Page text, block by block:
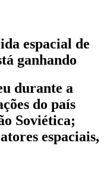
espacial de
ganhando
durante a
do país
Soviética;
espaciais,